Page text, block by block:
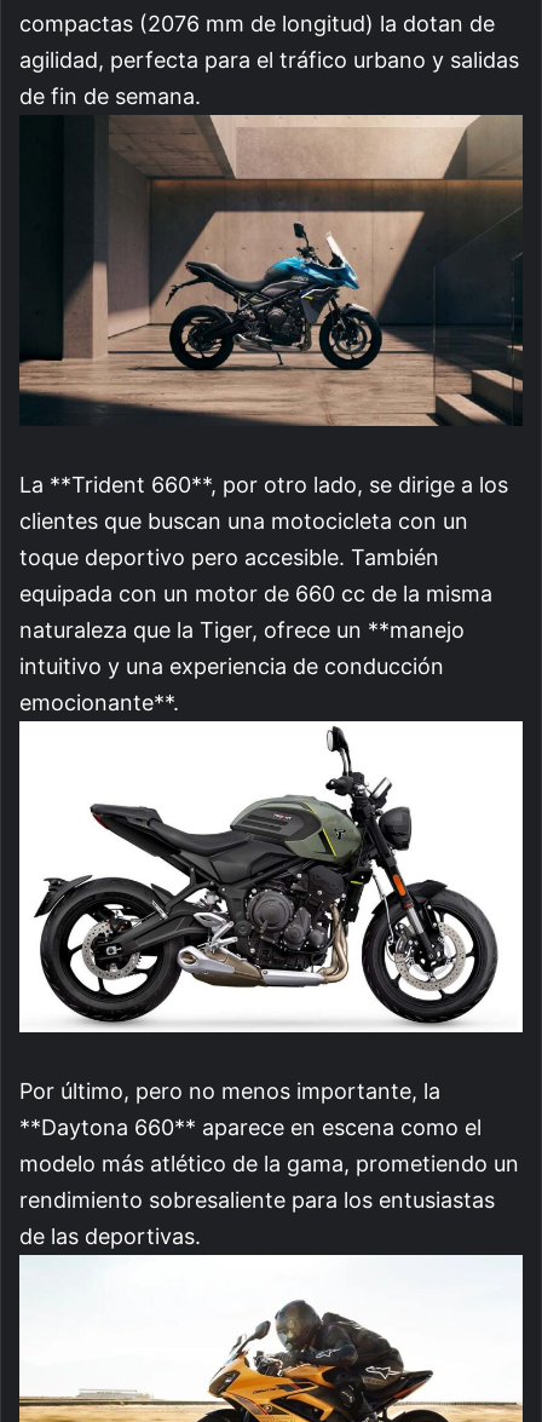
compactas (2076 mm de longitud) la dotan de
agilidad, perfecta para el tráfico urbano y salidas
de fin de semana.
La **Trident 660**, por otro lado, se dirige a los
clientes que buscan una motocicleta con un
toque deportivo pero accesible. También
equipada con un motor de 660 cc de la misma
naturaleza que la Tiger, ofrece un **manejo
intuitivo y una experiencia de conducción
emocionante**.
Por último, pero no menos importante, la
**Daytona 660** aparece en escena como el
modelo más atlético de la gama, prometiendo un
rendimiento sobresaliente para los entusiastas
de las deportivas.